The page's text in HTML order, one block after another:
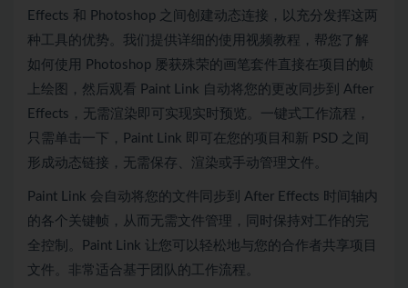
Effects 和 Photoshop 之间创建动态连接，以充分发挥这两
种工具的优势。我们提供详细的使用视频教程，帮您了解
如何使用 Photoshop 屡获殊荣的画笔套件直接在项目的帧
上绘图，然后观看 Paint Link 自动将您的更改同步到 After
Effects，无需渲染即可实现实时预览。一键式工作流程，
只需单击一下，Paint Link 即可在您的项目和新 PSD 之间
形成动态链接，无需保存、渲染或手动管理文件。
Paint Link 会自动将您的文件同步到 After Effects 时间轴内
的各个关键帧，从而无需文件管理，同时保持对工作的完
全控制。Paint Link 让您可以轻松地与您的合作者共享项目
文件。非常适合基于团队的工作流程。